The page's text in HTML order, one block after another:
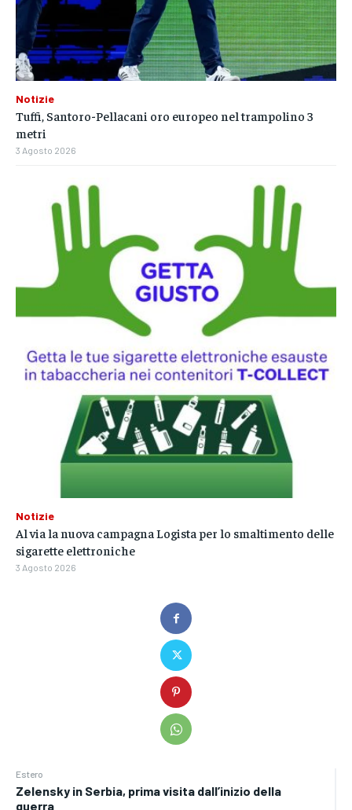
Estero
Zelensky in Serbia, prima visita dall’inizio della
guerra
Notizie
Tuffi, Santoro-Pellacani oro europeo nel trampolino 3
metri
3 Agosto 2026
Notizie
Al via la nuova campagna Logista per lo smaltimento delle
sigarette elettroniche
3 Agosto 2026